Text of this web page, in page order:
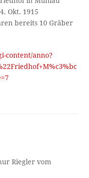
Okt. 1915
bereits 10 Gräber
content/anno?
Riegler vom